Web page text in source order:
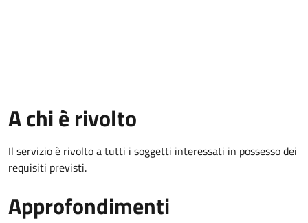
A chi è rivolto
Il servizio è rivolto a tutti i soggetti interessati in possesso dei
requisiti previsti.
Approfondimenti